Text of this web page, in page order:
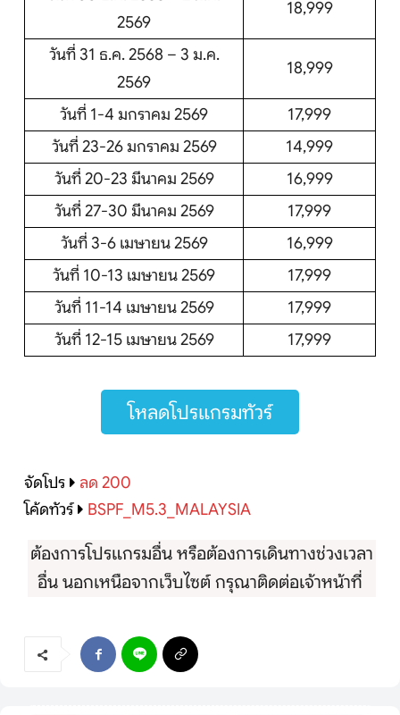
2569
18,999
วันที่ 31 ธ.ค. 2568 – 3 ม.ค.
2569
18,999
วันที่ 1-4 มกราคม 2569
17,999
วันที่ 23-26 มกราคม 2569
14,999
วันที่ 20-23 มีนาคม 2569
16,999
วันที่ 27-30 มีนาคม 2569
17,999
วันที่ 3-6 เมษายน 2569
16,999
วันที่ 10-13 เมษายน 2569
17,999
วันที่ 11-14 เมษายน 2569
17,999
วันที่ 12-15 เมษายน 2569
17,999
โหลดโปรแกรมทัวร์
จัดโปร
ลด 200
โค้ดทัวร์
BSPF_M5.3_MALAYSIA
ต้องการโปรแกรมอื่น หรือต้องการเดินทางช่วงเวลา
อื่น นอกเหนือจากเว็บไซต์ กรุณาติดต่อเจ้าหน้าที่